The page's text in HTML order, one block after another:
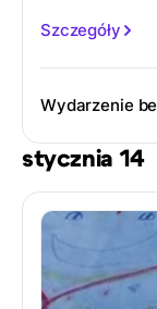
Szczegóły
Wydarzenie
stycznia 14